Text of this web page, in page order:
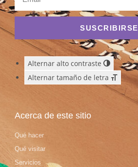
SUSCRIBIRSE
Alternar alto contraste
Alternar tamaño de letra
Acerca de este sitio
Qué hacer
Qué visitar
Servicios